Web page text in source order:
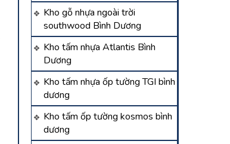
Kho gỗ nhựa ngoài trời
southwood Bình Dương
Kho tấm nhựa Atlantis Bình
Dương
Kho tấm nhựa ốp tường TGI bình
dương
Kho tấm ốp tường kosmos bình
dương